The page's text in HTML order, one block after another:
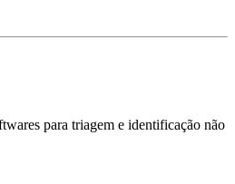
para triagem e identificação não